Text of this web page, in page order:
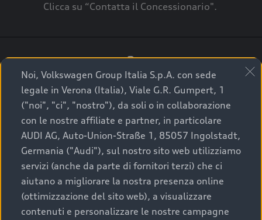
Clicca su “Contatta il Concessionario".
3
A breve verrai ricontattato dal Customer Care
Audi Center o direttamente dal Concessionario
che ti supporterà per finalizzare la tua richiesta.
La qualità di acquistare
un’auto usata Audi
Noi, Volkswagen Group Italia S.p.A. con sede
legale in Verona (Italia), Viale G.R. Gumpert, 1
("noi", "ci", "nostro"), da soli o in collaborazione
con le nostre affiliate e partner, in particolare
AUDI AG, Auto-Union-Straße 1, 85057 Ingolstadt,
Germania ("Audi"), sul nostro sito web utilizziamo
servizi (anche da parte di fornitori terzi) che ci
aiutano a migliorare la nostra presenza online
(ottimizzazione del sito web), a visualizzare
contenuti e personalizzare le nostre campagne